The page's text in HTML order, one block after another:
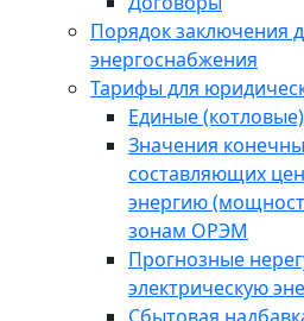
Порядок заключения
энергоснабжения
Тарифы для
Единые
Значения
составляющих
энергию
зонам ОРЭМ
Прогнозные
электрическую